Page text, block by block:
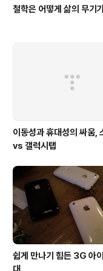
철학은 어떻게 삶의 무기
이동성과 휴대성의 싸움,
vs 갤럭시탭
쉽게 만나기 힘든 3G 아